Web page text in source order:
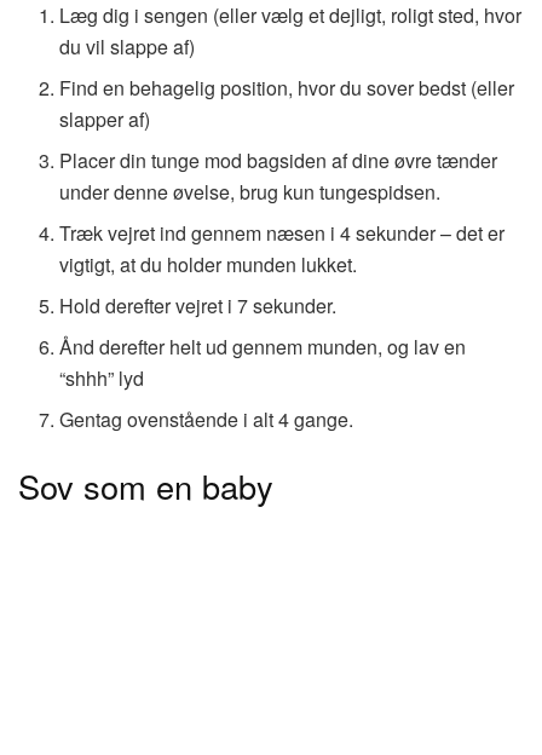
Læg dig i sengen (eller vælg et dejligt, roligt sted, hvor
du vil slappe af)
Find en behagelig position, hvor du sover bedst (eller
slapper af)
Placer din tunge mod bagsiden af dine øvre tænder
under denne øvelse, brug kun tungespidsen.
Træk vejret ind gennem næsen i 4 sekunder – det er
vigtigt, at du holder munden lukket.
Hold derefter vejret i 7 sekunder.
Ånd derefter helt ud gennem munden, og lav en
“shhh” lyd
Gentag ovenstående i alt 4 gange.
Sov som en baby